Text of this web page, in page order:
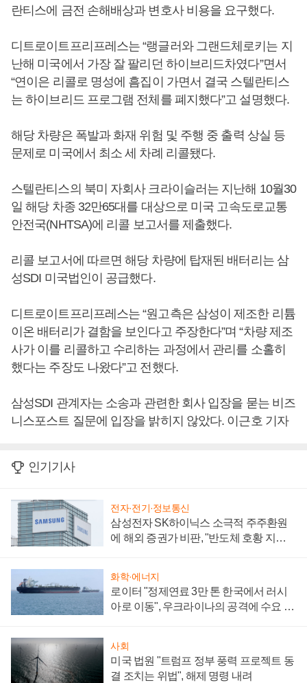
란티스에 금전 손해배상과 변호사 비용을 요구했다.
디트로이트프리프레스는 “랭글러와 그랜드체로키는 지
난해 미국에서 가장 잘 팔리던 하이브리드차였다”면서
“연이은 리콜로 명성에 흠집이 가면서 결국 스텔란티스
는 하이브리드 프로그램 전체를 폐지했다”고 설명했다.
해당 차량은 폭발과 화재 위험 및 주행 중 출력 상실 등
문제로 미국에서 최소 세 차례 리콜됐다.
스텔란티스의 북미 자회사 크라이슬러는 지난해 10월30
일 해당 차종 32만65대를 대상으로 미국 고속도로교통
안전국(NHTSA)에 리콜 보고서를 제출했다.
리콜 보고서에 따르면 해당 차량에 탑재된 배터리는 삼
성SDI 미국법인이 공급했다.
디트로이트프리프레스는 “원고측은 삼성이 제조한 리튬
이온 배터리가 결함을 보인다고 주장한다”며 “차량 제조
사가 이를 리콜하고 수리하는 과정에서 관리를 소홀히
했다는 주장도 나왔다”고 전했다.
삼성SDI 관계자는 소송과 관련한 회사 입장을 묻는 비즈
니스포스트 질문에 입장을 밝히지 않았다. 이근호 기자
인기기사
전자·전기·정보통신
삼성전자 SK하이닉스 소극적 주주환원
에 해외 증권가 비판, "반도체 호황 지속
화학·에너지
로이터 "정제연료 3만 톤 한국에서 러시
아로 이동", 우크라이나의 공격에 수요 늘
사회
미국 법원 "트럼프 정부 풍력 프로젝트 동
결 조치는 위법", 해제 명령 내려